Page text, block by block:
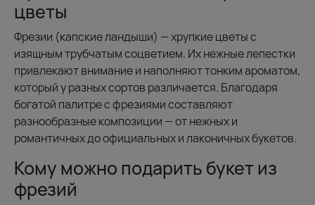
цветы
Фрезии (капские ландыши) — хрупкие цветы с
изящным трубчатым соцветием. Их нежные лепестки
привлекают внимание и наполняют тонким ароматом,
который у разных сортов различается. Благодаря
богатой палитре с фрезиями составляют
разнообразные композиции — от нежных и
романтичных до официальных и лаконичных букетов.
Кому можно подарить букет из
фрезий